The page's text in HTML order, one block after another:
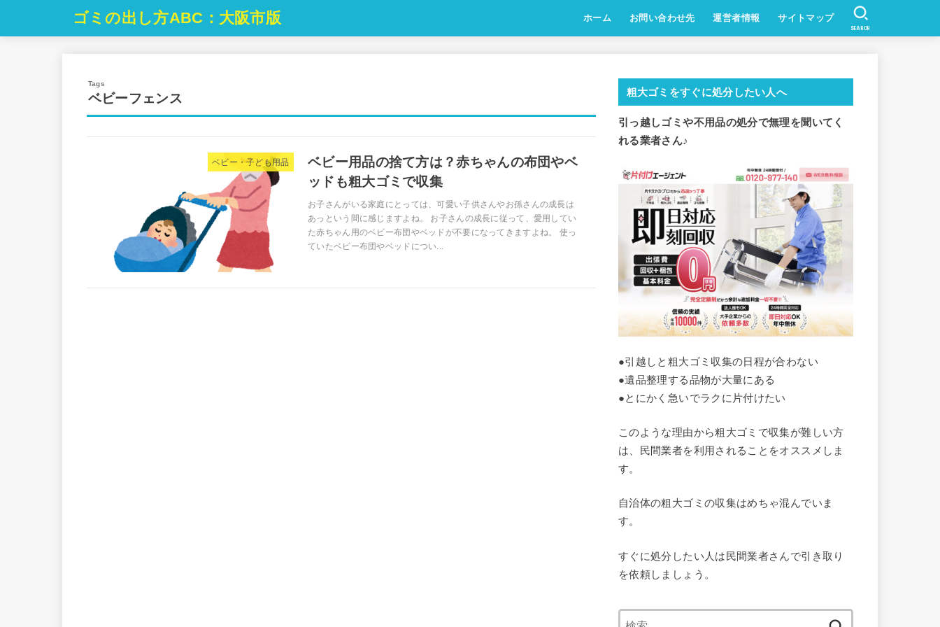
ゴミの出し方ABC：大阪市版 ホーム お問い合わせ先 運営者情報 サイトマップ
SEARCH
ベビーフェンス
ベビー・子ども用品
ベビー用品の捨て方は？赤ちゃんの布団やベ
ッドも粗大ゴミで収集
お子さんがいる家庭にとっては、可愛い子供さんやお孫さんの成長は
あっという間に感じますよね。 お子さんの成長に従って、愛用してい
た赤ちゃん用のベビー布団やベッドが不要になってきますよね。 使っ
ていたベビー布団やベッドについ...
粗大ゴミをすぐに処分したい人へ
引っ越しゴミや不用品の処分で無理を聞いてく
れる業者さん♪
●引越しと粗大ゴミ収集の日程が合わない
●遺品整理する品物が大量にある
●とにかく急いでラクに片付けたい
このような理由から粗大ゴミで収集が難しい方
は、民間業者を利用されることをオススメしま
す。
自治体の粗大ゴミの収集はめちゃ混んでいま
す。
すぐに処分したい人は民間業者さんで引き取り
を依頼しましょう。